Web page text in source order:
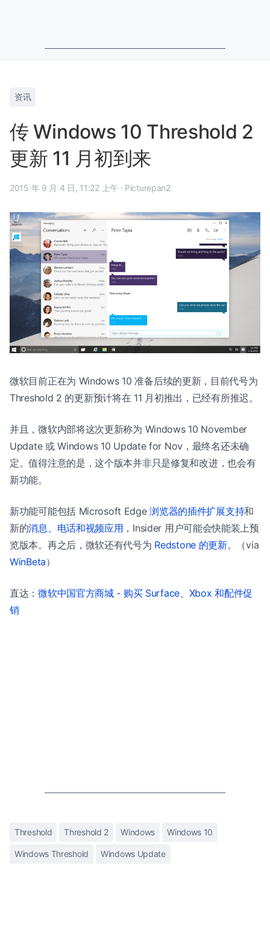
资讯
传 Windows 10 Threshold 2
更新 11 月初到来
2015 年 9 月 4 日, 11:22 上午 · Picturepan2
微软目前正在为 Windows 10 准备后续的更新，目前代号为
Threshold 2 的更新预计将在 11 月初推出，已经有所推迟。
并且，微软内部将这次更新称为 Windows 10 November
Update 或 Windows 10 Update for Nov，最终名还未确
定。值得注意的是，这个版本并非只是修复和改进，也会有
新功能。
新功能可能包括 Microsoft Edge浏览器的插件扩展支持和
新的消息、电话和视频应用 ，Insider 用户可能会快能装上预
览版本。再之后，微软还有代号为 Redstone 的更新。（via
WinBeta）
直达：微软中国官方商城 - 购买 Surface、Xbox 和配件促
销
Threshold Threshold 2 Windows Windows 10
Windows Threshold Windows Update